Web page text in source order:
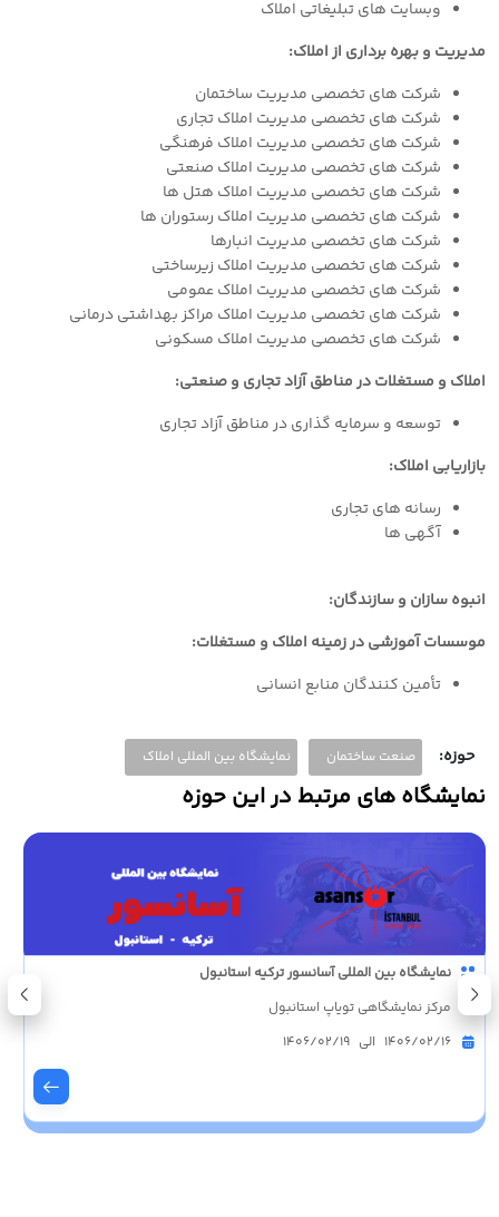
وبسایت های تبلیغاتی املاک
مدیریت و بهره برداری از املاک:
شرکت های تخصصی مدیریت ساختمان
شرکت های تخصصی مدیریت املاک تجاری
شرکت های تخصصی مدیریت املاک فرهنگی
شرکت های تخصصی مدیریت املاک صنعتی
شرکت های تخصصی مدیریت املاک هتل ها
شرکت های تخصصی مدیریت املاک رستوران ها
شرکت های تخصصی مدیریت انبارها
شرکت های تخصصی مدیریت املاک زیرساختی
شرکت های تخصصی مدیریت املاک عمومی
شرکت های تخصصی مدیریت املاک مراکز بهداشتی درمانی
شرکت های تخصصی مدیریت املاک مسکونی
املاک و مستغلات در مناطق آزاد تجاری و صنعتی:
توسعه و سرمایه گذاری در مناطق آزاد تجاری
بازاریابی املاک:
رسانه های تجاری
آگهی ها
انبوه سازان و سازندگان:
موسسات آموزشی در زمینه املاک و مستغلات:
تأمین کنندگان منابع انسانی
حوزه: صنعت ساختمان نمایشگاه بین المللی املاک
نمایشگاه های مرتبط در این حوزه
نمایشگاه بین المللی آسانسور ترکیه استانبول
مرکز نمایشگاهی تویاپ استانبول
1406/02/16 الی 1406/02/19